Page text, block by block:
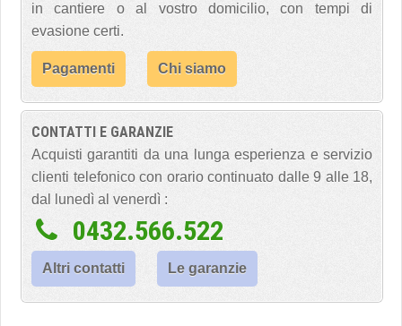
in cantiere o al vostro domicilio, con tempi di
evasione certi.
Pagamenti Chi siamo
CONTATTI E GARANZIE
Acquisti garantiti da una lunga esperienza e servizio
clienti telefonico con orario continuato dalle 9 alle 18,
dal lunedì al venerdì :
0432.566.522
Altri contatti Le garanzie